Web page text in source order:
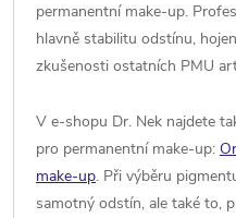
permanentní make-up.
hlavně stabilitu odstínu,
zkušenosti ostatních PMU
V e-shopu Dr. Nek najdete
pro permanentní make-up:
make-up. Při výběru
samotný odstín, ale také to,